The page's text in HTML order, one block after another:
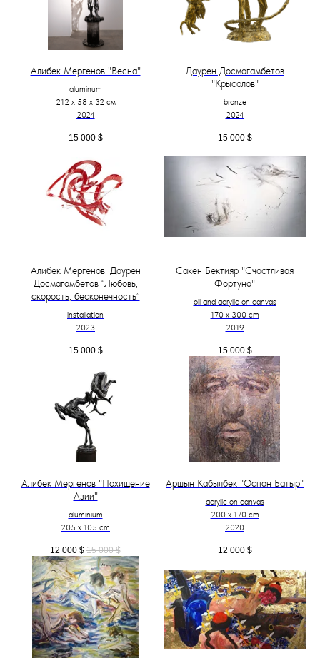
Алибек Мергенов "Весна"
aluminum
212 х 58 х 32 см
2024
15 000 $
Даурен Досмагамбетов
"Крысолов"
bronze
2024
15 000 $
Алибек Мергенов, Даурен
Досмагамбетов “Любовь,
скорость, бесконечность”
installation
2023
15 000 $
Сакен Бектияр "Счастливая
Фортуна"
oil and acrylic on canvas
170 x 300 cm
2019
15 000 $
Алибек Мергенов "Похищение
Азии"
aluminium
205 x 105 cm
12 000 $ 15 000 $
Аршын Кабылбек "Оспан Батыр"
acrylic on canvas
200 x 170 cm
2020
12 000 $